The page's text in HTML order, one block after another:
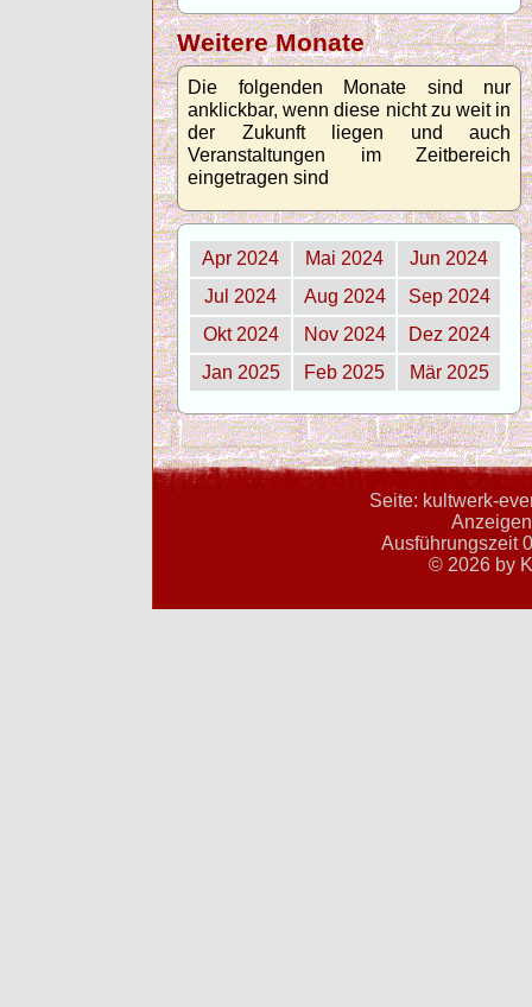
Weitere Monate
Die folgenden Monate sind nur
anklickbar, wenn diese nicht zu weit in
der Zukunft liegen und auch
Veranstaltungen im Zeitbereich
eingetragen sind
Apr 2024 Mai 2024
Jun 2024
Jul 2024
Aug 2024
Sep 2024
Okt 2024
Nov 2024
Dez 2024
Jan 2025
Feb 2025 Mär 2025
Seite: kultwerk-
Ausführungszeit
© 2026 by